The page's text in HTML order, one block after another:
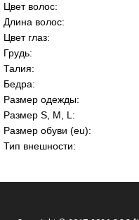
Цвет волос:
Длина волос:
Цвет глаз:
Грудь:
Талия:
Бедра:
Размер одежды:
Размер S, M, L:
Размер обуви (eu):
Тип внешности: